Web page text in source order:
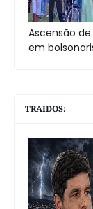
Ascensão
em
TRAIDOS: